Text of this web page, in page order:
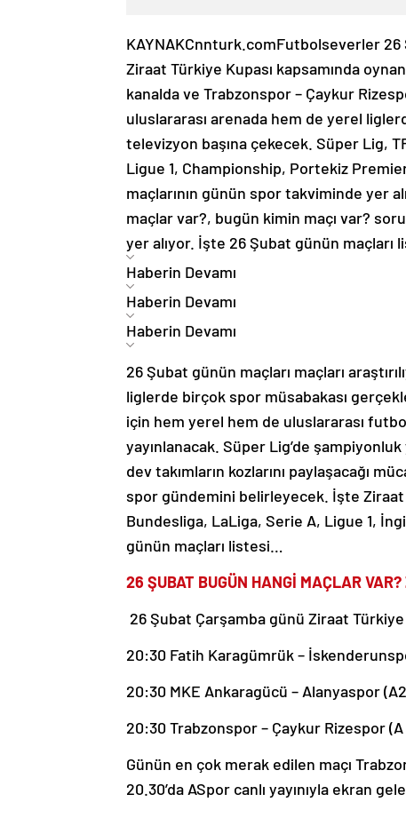
KAYNAKCnnturk.comFutbolseverler 26
Ziraat Türkiye Kupası kapsamında
kanalda ve Trabzonspor – Çaykur
uluslararası arenada hem de yerel
televizyon başına çekecek. Süper Lig,
Ligue 1, Championship, Portekiz
maçlarının günün spor takviminde yer
maçlar var?, bugün kimin maçı var?
yer alıyor. İşte 26 Şubat günün maçları
Haberin Devamı
Haberin Devamı
Haberin Devamı
26 Şubat günün maçları maçları
liglerde birçok spor müsabakası
için hem yerel hem de uluslararası
yayınlanacak. Süper Lig’de şampiyonluk
dev takımların kozlarını paylaşacağı
spor gündemini belirleyecek. İşte Ziraat
Bundesliga, LaLiga, Serie A, Ligue 1,
günün maçları listesi…
26 ŞUBAT BUGÜN HANGİ MAÇLAR
26 Şubat Çarşamba günü Ziraat
20:30 Fatih Karagümrük –
20:30 MKE Ankaragücü – Alanyaspor
20:30 Trabzonspor – Çaykur Rizespor
Günün en çok merak edilen maçı
20.30’da ASpor canlı yayınıyla ekran